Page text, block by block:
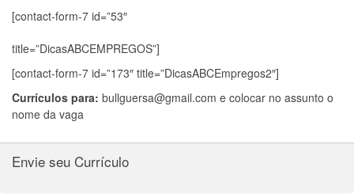
[contact-form-7 id=”53″
title=”DicasABCEMPREGOS”]
[contact-form-7 id=”173″ title=”DicasABCEmpregos2″]
Currículos para: bullguersa@gmail.com e colocar no assunto o
nome da vaga
Envie seu Currículo